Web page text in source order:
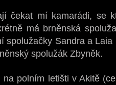
čekat mí kamarádi, se
má brněnská
spolužačky Sandra a
spolužák Zbyněk.
na polním letišti v Akitě